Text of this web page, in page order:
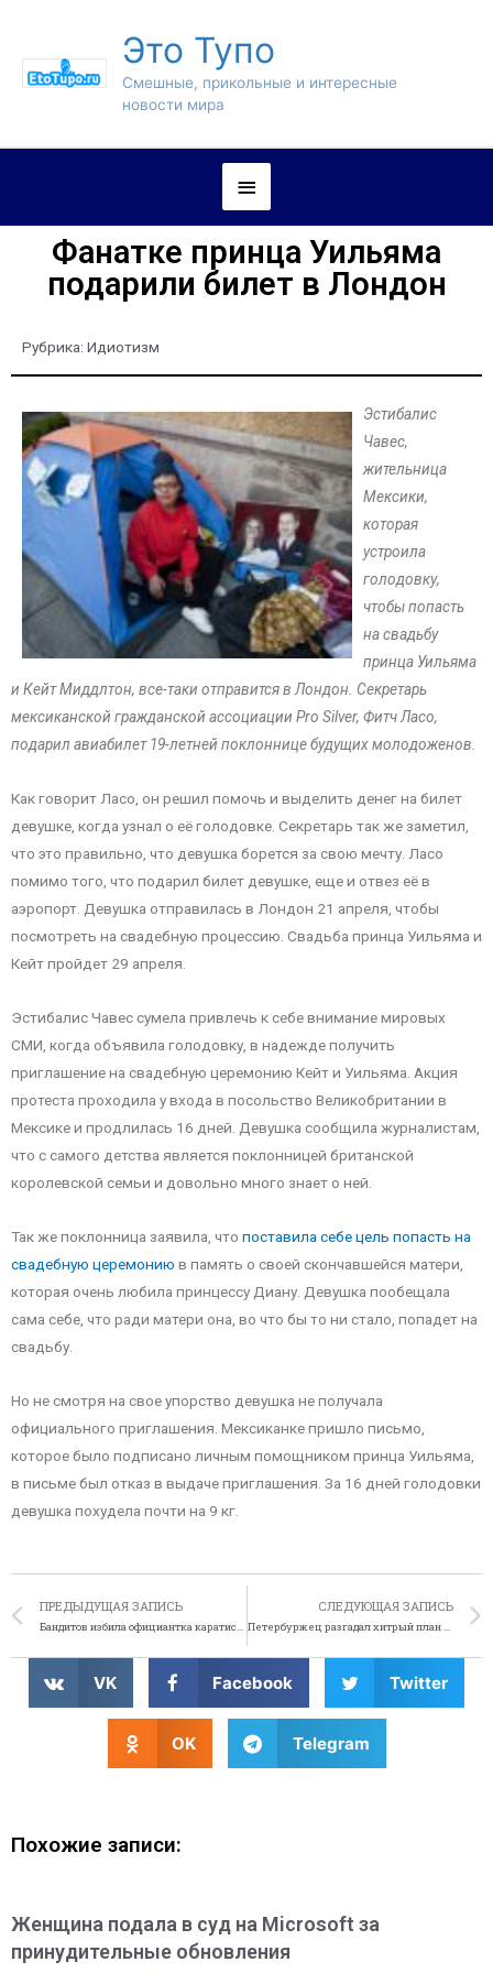
Это Тупо
Смешные, прикольные и интересные
новости мира
Фанатке принца Уильяма
подарили билет в Лондон
Рубрика: Идиотизм
Эстибалис
Чавес,
жительница
Мексики,
которая
устроила
голодовку,
чтобы попасть
на свадьбу
принца Уильяма
и Кейт Миддлтон, все-таки отправится в Лондон. Секретарь
мексиканской гражданской ассоциации Pro Silver, Фитч Ласо,
подарил авиабилет 19-летней поклоннице будущих молодоженов.
Как говорит Ласо, он решил помочь и выделить денег на билет
девушке, когда узнал о её голодовке. Секретарь так же заметил,
что это правильно, что девушка борется за свою мечту. Ласо
помимо того, что подарил билет девушке, еще и отвез её в
аэропорт. Девушка отправилась в Лондон 21 апреля, чтобы
посмотреть на свадебную процессию. Свадьба принца Уильяма и
Кейт пройдет 29 апреля.
Эстибалис Чавес сумела привлечь к себе внимание мировых
СМИ, когда объявила голодовку, в надежде получить
приглашение на свадебную церемонию Кейт и Уильяма. Акция
протеста проходила у входа в посольство Великобритании в
Мексике и продлилась 16 дней. Девушка сообщила журналистам,
что с самого детства является поклонницей британской
королевской семьи и довольно много знает о ней.
Так же поклонница заявила, что поставила себе цель попасть на
свадебную церемонию в память о своей скончавшейся матери,
которая очень любила принцессу Диану. Девушка пообещала
сама себе, что ради матери она, во что бы то ни стало, попадет на
свадьбу.
Но не смотря на свое упорство девушка не получала
официального приглашения. Мексиканке пришло письмо,
которое было подписано личным помощником принца Уильяма,
в письме был отказ в выдаче приглашения. За 16 дней голодовки
девушка похудела почти на 9 кг.
ПРЕДЫДУЩАЯ ЗАПИСЬ
Бандитов избила официантка каратистка
СЛЕДУЮЩАЯ ЗАПИСЬ
Петербуржец разгадал хитрый план Pepsi
VK Facebook Twitter
OK Telegram
Похожие записи:
Женщина подала в суд на Microsoft за
принудительные обновления